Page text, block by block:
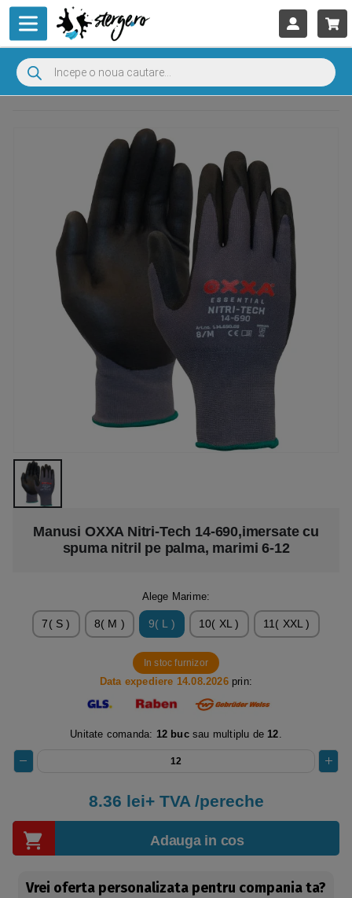
Manusi OXXA Nitri-Tech 14-690,imersate cu
spuma nitril pe palma, marimi 6-12
Alege Marime:
7( S ) 8( M ) 9( L ) 10( XL ) 11( XXL )
In stoc furnizor
Data expediere 14.08.2026prin:
Unitate comanda: 12 bucsau multiplu de 12
8.36 lei+ TVA /pereche
Adauga in cos
Vrei oferta personalizata pentru compania ta?